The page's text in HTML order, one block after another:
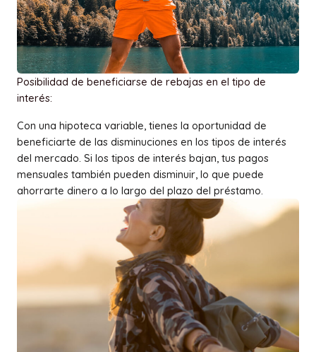
Posibilidad de beneficiarse de rebajas en el tipo de
interés:
Con una hipoteca variable, tienes la oportunidad de
beneficiarte de las disminuciones en los tipos de interés
del mercado. Si los tipos de interés bajan, tus pagos
mensuales también pueden disminuir, lo que puede
ahorrarte dinero a lo largo del plazo del préstamo.